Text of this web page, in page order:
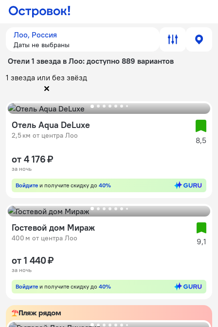
Лоо, Россия
Даты не выбраны
Отели 1 звезда в Лоо: доступно 889 вариантов
1 звезда или без звёзд
Отель Aqua DeLuxe
2,5 км от центра Лоо 8,5
от 4 176 ₽
за ночь
Войдите и получите скидку до 40%
Гостевой дом Мираж
400 м от центра Лоо 9,1
от 1 440 ₽
за ночь
Войдите и получите скидку до 40%
Пляж рядом